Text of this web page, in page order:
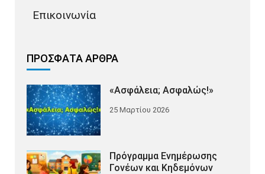
Επικοινωνία
ΠΡΌΣΦΑΤΑ ΆΡΘΡΑ
«Ασφάλεια; Ασφαλώς!»
25 Μαρτίου 2026
Πρόγραμμα Ενημέρωσης
Γονέων και Κηδεμόνων